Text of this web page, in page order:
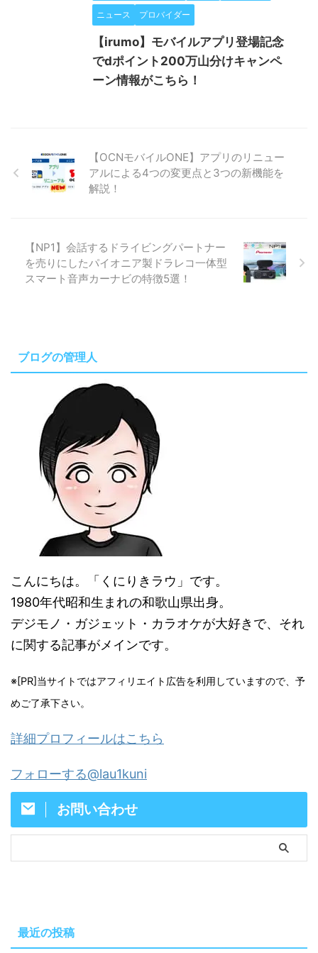
ニュース プロバイダー
【irumo】モバイルアプリ登場記念
でdポイント200万山分けキャンペ
ーン情報がこちら！
【OCNモバイルONE】アプリのリニュー
アルによる4つの変更点と3つの新機能を
解説！
【NP1】会話するドライビングパートナー
を売りにしたパイオニア製ドラレコ一体型
スマート音声カーナビの特徴5選！
ブログの管理人
こんにちは。「くにりきラウ」です。
1980年代昭和生まれの和歌山県出身。
デジモノ・ガジェット・カラオケが大好きで、それ
に関する記事がメインです。
※[PR]当サイトではアフィリエイト広告を利用していますので、予
めご了承下さい。
詳細プロフィールはこちら
フォローする@lau1kuni
お問い合わせ
最近の投稿